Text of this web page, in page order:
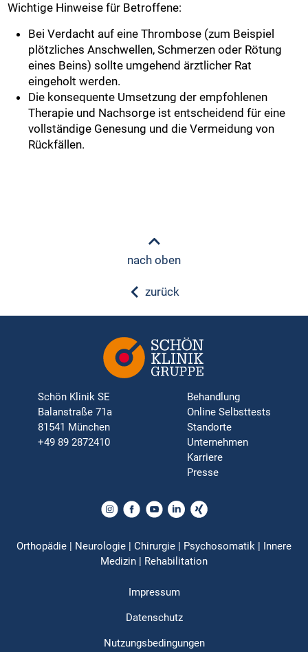
Wichtige Hinweise für Betroffene:
Bei Verdacht auf eine Thrombose (zum Beispiel
plötzliches Anschwellen, Schmerzen oder Rötung
eines Beins) sollte umgehend ärztlicher Rat
eingeholt werden.
Die konsequente Umsetzung der empfohlenen
Therapie und Nachsorge ist entscheidend für eine
vollständige Genesung und die Vermeidung von
Rückfällen.
zurück
nach oben
Schön Klinik SE
Balanstraße 71a
81541 München
+49 89 2872410
Behandlung
Online Selbsttests
Standorte
Unternehmen
Karriere
Presse
Orthopädie | Neurologie | Chirurgie | Psychosomatik | Innere
Medizin | Rehabilitation
Impressum
Datenschutz
Nutzungsbedingungen